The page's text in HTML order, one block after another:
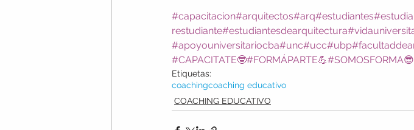
#capacitacion#arquitectos#arq#estudiantes
restudiante#estudiantesdearquitectura
#apoyouniversitariocba#unc#ucc#ubp
#CAPACITATE🤓#FORMÁPARTE💪#SOMOSFORMA😎
Etiquetas:
coachingcoaching educativo
COACHING EDUCATIVO